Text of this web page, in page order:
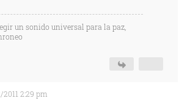
un sonido universal para la paz,
2:29 pm